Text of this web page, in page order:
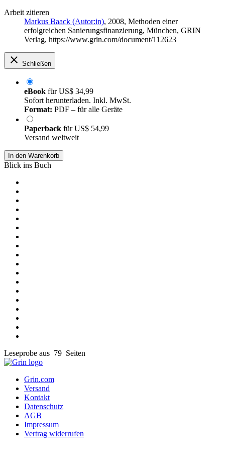
Arbeit zitieren
Markus Baack (Autor:in), 2008, Methoden einer
erfolgreichen Sanierungsfinanzierung, München, GRIN
Verlag, https://www.grin.com/document/112623
Schließen
eBook fürUS$ 34,99
Sofort herunterladen. Inkl. MwSt.
Format: PDF – für alle Geräte
Paperback fürUS$ 54,99
Versand weltweit
In den Warenkorb
Blick ins Buch
Leseprobe aus 79 Seiten
Grin.com
Versand
Kontakt
Datenschutz
AGB
Impressum
Vertrag widerrufen